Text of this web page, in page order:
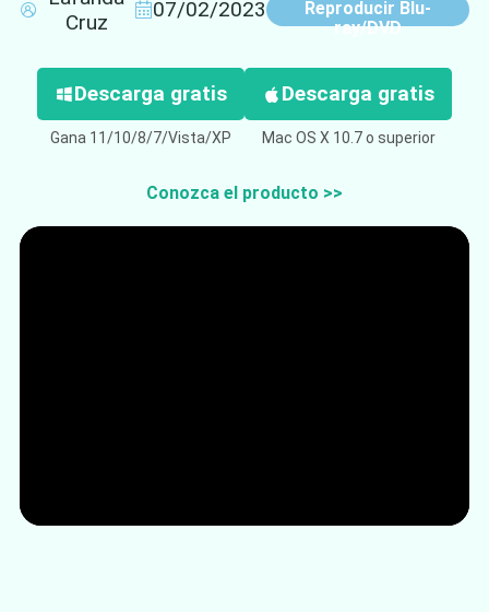
Creador de DVD
Copia de DVD
Copia Blu-ray
Cruz
07/02/2023
Reproducir Blu-
ray/DVD
Descarga gratis
Gana 11/10/8/7/Vista/XP
Descarga gratis
Mac OS X 10.7 o superior
Conozca el producto >>